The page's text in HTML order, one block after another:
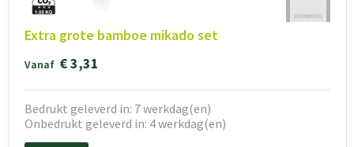
Extra grote bamboe mikado set
Vanaf € 3,31
Bedrukt geleverd in: 7 werkdag(en)
Onbedrukt geleverd in: 4 werkdag(en)